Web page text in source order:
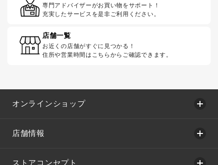
専門アドバイザーがお買い物をサポート！
充実したサービスを是非ご利用ください。
店舗一覧
お近くの店舗がすぐに見つかる！
住所や営業時間はこちらからご確認できます。
オンラインショップ
店舗情報
ストアコンセプト